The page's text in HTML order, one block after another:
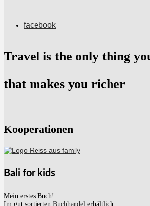
facebook
Travel is the only thing
that makes you richer
Kooperationen
Bali for kids
Mein erstes Buch!
Im gut sortierten Buchhandel erhältlich.